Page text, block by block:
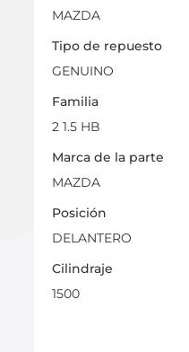
MAZDA
Tipo de repuesto
GENUINO
Familia
2 1.5 HB
Marca de la parte
MAZDA
Posición
DELANTERO
Cilindraje
1500